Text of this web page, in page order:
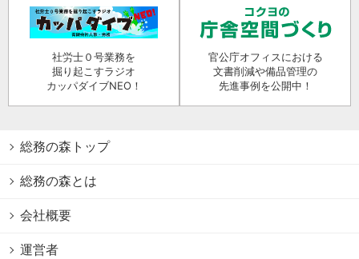
社労士０号業務を
掘り起こすラジオ
カッパダイブNEO！
官公庁オフィスにおける
文書削減や備品管理の
先進事例を公開中！
総務の森トップ
総務の森とは
会社概要
運営者